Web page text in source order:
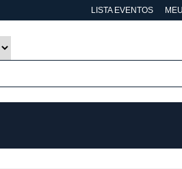
LISTA EVENTOS